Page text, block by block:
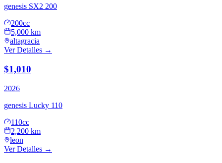
genesis SX2 200
200cc
5,000 km
altagracia
Ver Detalles →
$1,010
2026
genesis Lucky 110
110cc
2,200 km
leon
Ver Detalles →